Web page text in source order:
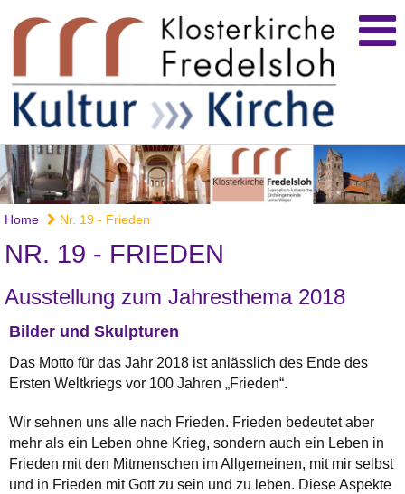
Home Nr. 19 - Frieden
NR. 19 - FRIEDEN
Ausstellung zum Jahresthema 2018
Bilder und Skulpturen
Das Motto für das Jahr 2018 ist anlässlich des Ende des
Ersten Weltkriegs vor 100 Jahren „Frieden“.
Wir sehnen uns alle nach Frieden. Frieden bedeutet aber
mehr als ein Leben ohne Krieg, sondern auch ein Leben in
Frieden mit den Mitmenschen im Allgemeinen, mit mir selbst
und in Frieden mit Gott zu sein und zu leben. Diese Aspekte